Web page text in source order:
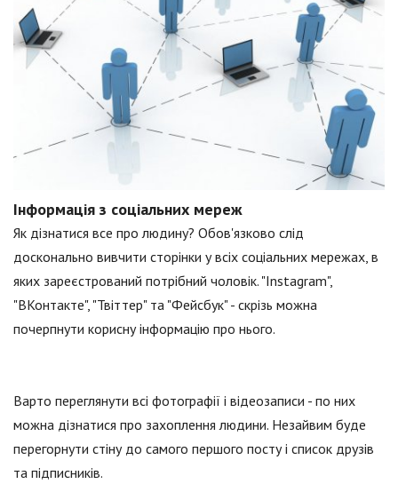
Інформація з соціальних мереж
Як дізнатися все про людину? Обов'язково слід
досконально вивчити сторінки у всіх соціальних мережах, в
яких зареєстрований потрібний чоловік. "Instagram",
"ВКонтакте", "Твіттер" та "Фейсбук" - скрізь можна
почерпнути корисну інформацію про нього.
Варто переглянути всі фотографії і відеозаписи - по них
можна дізнатися про захоплення людини. Незайвим буде
перегорнути стіну до самого першого посту і список друзів
та підписників.